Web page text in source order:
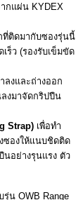
กแผ่น KYDEX
ที่ติดมากับซองรุ่นนี้
ร็ว (รองรับเข็มขัด
ลงและถ่างออก
งมาจัดกริปปืน
Strap) เพื่อทำ
ซองให้แนบชิดติด
นอย่างรุนแรง ตัว
น OWB Range